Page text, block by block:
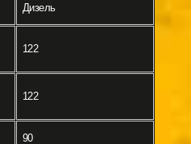
Дизель
122
122
90